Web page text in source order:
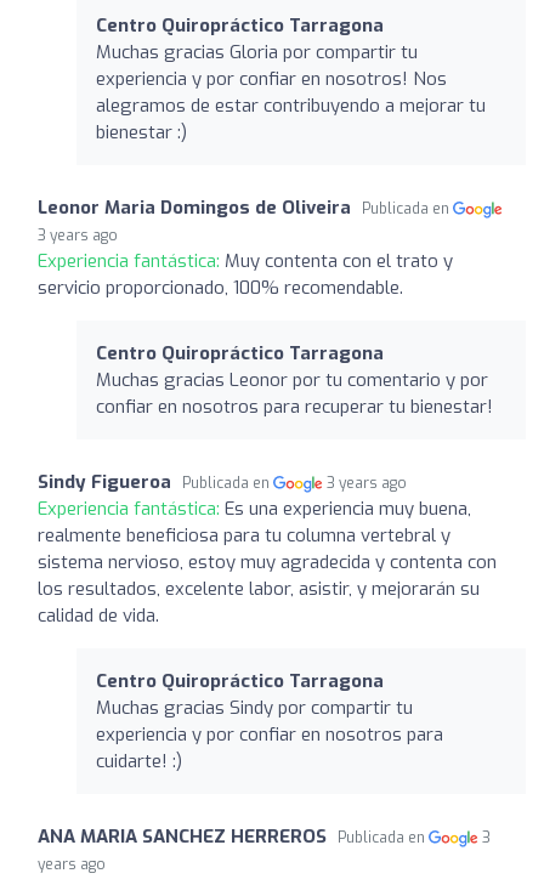
Centro Quiropráctico Tarragona
Muchas gracias Gloria por compartir tu
experiencia y por confiar en nosotros! Nos
alegramos de estar contribuyendo a mejorar tu
bienestar :)
Leonor Maria Domingos de Oliveira
Publicada en
3 years ago
Experiencia fantástica: Muy contenta con el trato y
servicio proporcionado, 100% recomendable.
Centro Quiropráctico Tarragona
Muchas gracias Leonor por tu comentario y por
confiar en nosotros para recuperar tu bienestar!
Sindy Figueroa Publicada en 3 years ago
Experiencia fantástica: Es una experiencia muy buena,
realmente beneficiosa para tu columna vertebral y
sistema nervioso, estoy muy agradecida y contenta con
los resultados, excelente labor, asistir, y mejorarán su
calidad de vida.
Centro Quiropráctico Tarragona
Muchas gracias Sindy por compartir tu
experiencia y por confiar en nosotros para
cuidarte! :)
ANA MARIA SANCHEZ HERREROS Publicada en
3
years ago